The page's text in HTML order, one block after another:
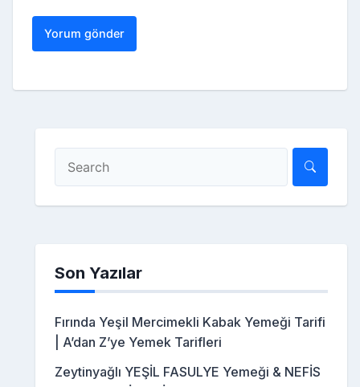
Son Yazılar
Fırında Yeşil Mercimekli Kabak Yemeği Tarifi
| A’dan Z’ye Yemek Tarifleri
Zeytinyağlı YEŞİL FASULYE Yemeği & NEFİS